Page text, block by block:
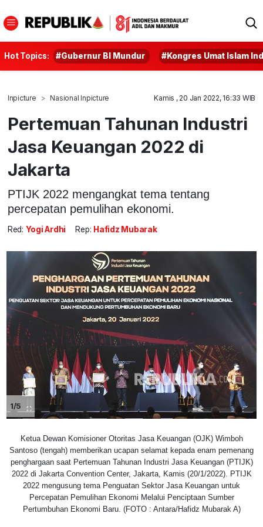
Hot Topics: #Gubernur BI Mundur #Kongres Umat Islam
Inpicture Nasional Inpicture Kamis , 20 Jan 2022, 16:33 WIB
Pertemuan Tahunan Industri
Jasa Keuangan 2022 di
Jakarta
PTIJK 2022 mengangkat tema tentang
percepatan pemulihan ekonomi.
Red: Yogi Ardhi Rep: Hafidz Mubarak
1/5
Ketua Dewan Komisioner Otoritas Jasa Keuangan (OJK) Wimboh
Santoso (tengah) memberikan ucapan selamat kepada enam pemenang
penghargaan saat Pertemuan Tahunan Industri Jasa Keuangan (PTIJK)
2022 di Jakarta Convention Center, Jakarta, Kamis (20/1/2022). PTIJK
2022 mengusung tema Penguatan Sektor Jasa Keuangan untuk
Percepatan Pemulihan Ekonomi Melalui Penciptaan Sumber
Pertumbuhan Ekonomi Baru. (FOTO : Antara/Hafidz Mubarak A)